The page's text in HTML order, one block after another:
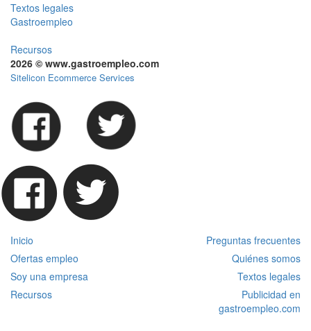
Textos legales
Gastroempleo
Recursos
2026 © www.gastroempleo.com
Sitelicon Ecommerce Services
Inicio
Preguntas frecuentes
Ofertas empleo
Quiénes somos
Soy una empresa
Textos legales
Recursos
Publicidad en
gastroempleo.com